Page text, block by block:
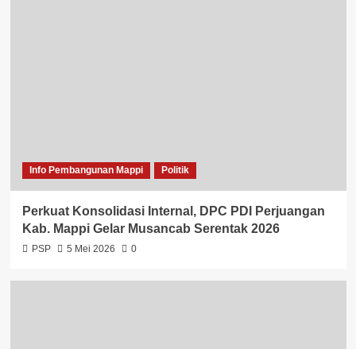
Info Pembangunan Mappi Politik
Perkuat Konsolidasi Internal, DPC PDI Perjuangan
Kab. Mappi Gelar Musancab Serentak 2026
PSP 5 Mei 2026 0